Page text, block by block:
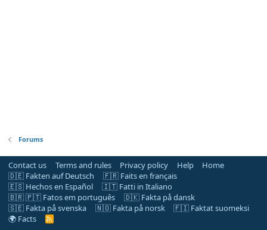
Forums
Contact us Terms and rules Privacy policy Help
Home
🇩🇪 Fakten auf Deutsch
🇫🇷 Faits en français
🇪🇸 Hechos en Español
🇮🇹 Fatti in Italiano
🇧🇷 🇵🇹 Fatos em português
🇩🇰 Fakta på dansk
🇸🇪 Fakta på svenska
🇳🇴 Fakta på norsk
🇫🇮 Faktat suomeksi
🌍 Facts
R